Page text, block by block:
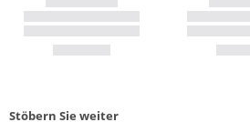
Stöbern Sie weiter